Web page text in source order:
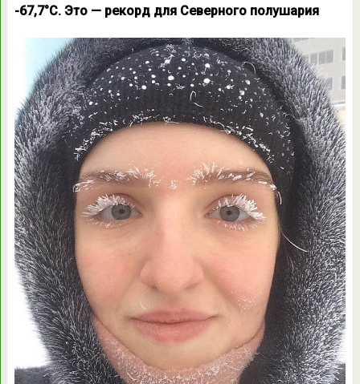
-67,7°С. Это — рекорд для Северного полушария